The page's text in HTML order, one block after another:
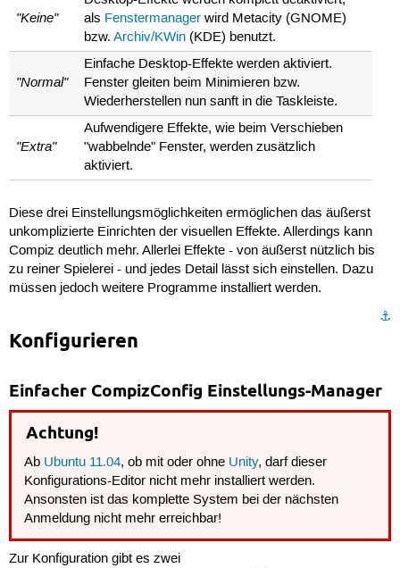
"Keine"
als Fenstermanager wird Metacity (GNOME)
bzw.Archiv/KWin (KDE) benutzt.
"Normal"
Einfache Desktop-Effekte werden aktiviert.
Fenster gleiten beim Minimieren bzw.
Wiederherstellen nun sanft in die Taskleiste.
"Extra"
Aufwendigere Effekte, wie beim Verschieben
"wabbelnde" Fenster, werden zusätzlich
aktiviert.
Diese drei Einstellungsmöglichkeiten ermöglichen das äußerst
unkomplizierte Einrichten der visuellen Effekte. Allerdings kann
Compiz deutlich mehr. Allerlei Effekte - von äußerst nützlich bis
zu reiner Spielerei - und jedes Detail lässt sich einstellen. Dazu
müssen jedoch weitere Programme installiert werden.
⚓︎
Konfigurieren
Einfacher CompizConfig Einstellungs-Manager
Achtung!
Ab Ubuntu 11.04, ob mit oder ohne Unity, darf dieser
Konfigurations-Editor nicht mehr installiert werden.
Ansonsten ist das komplette System bei der nächsten
Anmeldung nicht mehr erreichbar!
Zur Konfiguration gibt es zwei